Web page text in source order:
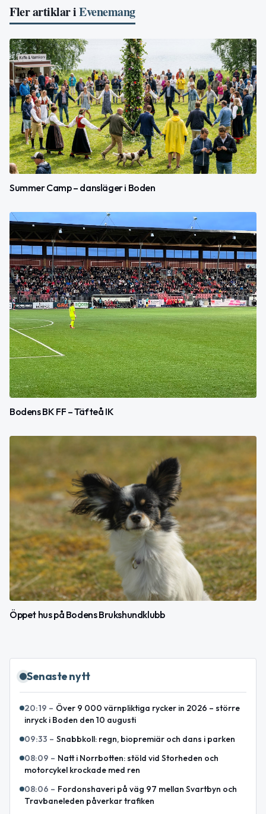
Fler artiklar iEvenemang
Summer Camp – dansläger i Boden
Bodens BK FF – Täfteå IK
Öppet hus på Bodens Brukshundklubb
Senaste nytt
20:19 – Över 9 000 värnpliktiga rycker in 2026 – större
inryck i Boden den 10 augusti
09:33 – Snabbkoll: regn, biopremiär och dans i parken
08:09 – Natt i Norrbotten: stöld vid Storheden och
motorcykel krockade med ren
08:06 – Fordonshaveri på väg 97 mellan Svartbyn och
Travbaneleden påverkar trafiken